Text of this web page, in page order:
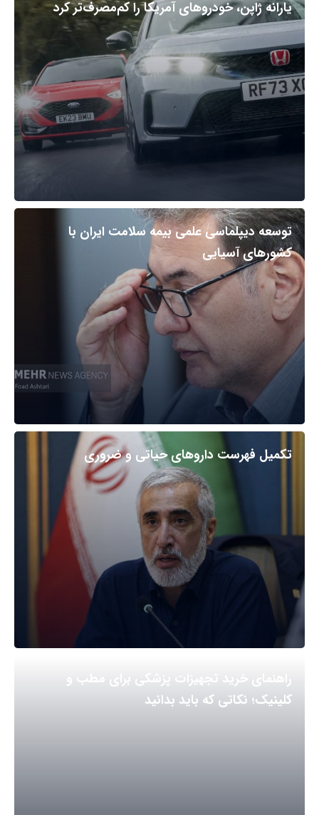
یارانه ژاپن، خودروهای آمریکا را کم‌مصرف‌تر کرد
توسعه دیپلماسی علمی بیمه سلامت ایران با
کشورهای آسیایی
تکمیل فهرست داروهای حیاتی و ضروری
راهنمای خرید تجهیزات پزشکی برای مطب و
کلینیک؛ نکاتی که باید بدانید